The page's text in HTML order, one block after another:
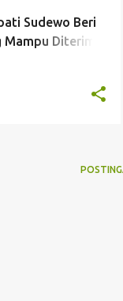
Sudewo Beri
Diterima